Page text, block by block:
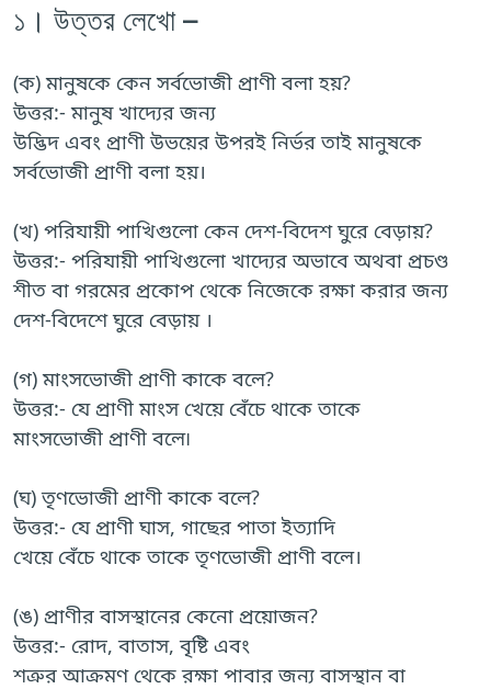
১। উত্তর লেখো –
(ক) মানুষকে কেন সর্বভোজী প্রাণী বলা হয়?
উত্তর:- মানুষ খাদ্যের জন্য
উদ্ভিদ এবং প্রাণী উভয়ের উপরই নির্ভর তাই মানুষকে
সর্বভোজী প্রাণী বলা হয়।
(খ) পরিযায়ী পাখিগুলো কেন দেশ-বিদেশ ঘুরে বেড়ায়?
উত্তর:- পরিযায়ী পাখিগুলো খাদ্যের অভাবে অথবা প্রচণ্ড
শীত বা গরমের প্রকোপ থেকে নিজেকে রক্ষা করার জন্য
দেশ-বিদেশে ঘুরে বেড়ায় ।
(গ) মাংসভোজী প্রাণী কাকে বলে?
উত্তর:- যে প্রাণী মাংস খেয়ে বেঁচে থাকে তাকে
মাংসভোজী প্রাণী বলে৷
(ঘ) তৃণভোজী প্রাণী কাকে বলে?
উত্তর:- যে প্রাণী ঘাস, গাছের পাতা ইত্যাদি
খেয়ে বেঁচে থাকে তাকে তৃণভোজী প্রাণী বলে।
(ঙ) প্রাণীর বাসস্থানের কেনো প্রয়োজন?
উত্তর:- রোদ, বাতাস, বৃষ্টি এবং
শত্রুর আক্রমণ থেকে রক্ষা পাবার জন্য বাসস্থান বা